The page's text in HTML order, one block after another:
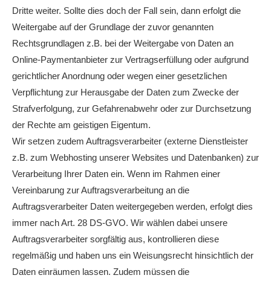
Dritte weiter. Sollte dies doch der Fall sein, dann erfolgt die
Weitergabe auf der Grundlage der zuvor genannten
Rechtsgrundlagen z.B. bei der Weitergabe von Daten an
Online-Paymentanbieter zur Vertragserfüllung oder aufgrund
gerichtlicher Anordnung oder wegen einer gesetzlichen
Verpflichtung zur Herausgabe der Daten zum Zwecke der
Strafverfolgung, zur Gefahrenabwehr oder zur Durchsetzung
der Rechte am geistigen Eigentum.
Wir setzen zudem Auftragsverarbeiter (externe Dienstleister
z.B. zum Webhosting unserer Websites und Datenbanken) zur
Verarbeitung Ihrer Daten ein. Wenn im Rahmen einer
Vereinbarung zur Auftragsverarbeitung an die
Auftragsverarbeiter Daten weitergegeben werden, erfolgt dies
immer nach Art. 28 DS-GVO. Wir wählen dabei unsere
Auftragsverarbeiter sorgfältig aus, kontrollieren diese
regelmäßig und haben uns ein Weisungsrecht hinsichtlich der
Daten einräumen lassen. Zudem müssen die